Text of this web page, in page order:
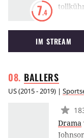
7.4
ein
einen
IM STREAM
BALLERS
US(2015 - 2019) |
Drama